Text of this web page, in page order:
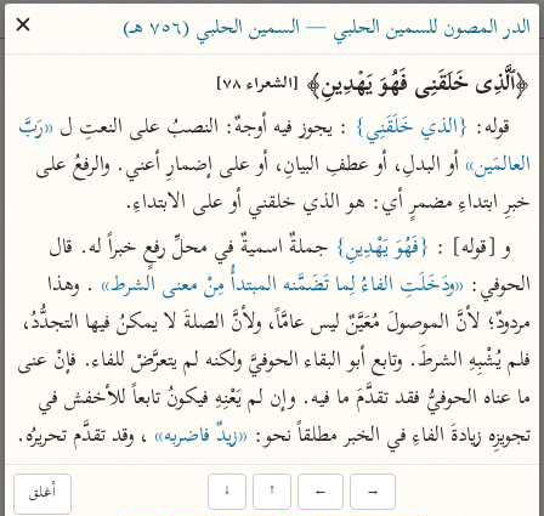
ساهم معنا في نشر القرآن والعلم الشرعي
الباحث القرآني
بحث تفسير علوم مصاحف معاجم
Type 2 or more characters for results.
Type 1 or more
characters for results.
أمّهات
تفسير الطبري
تفسير ابن كثير
تفسير القرطبي
تفسير البغوي
عامّة
فتح البيان للقنوجي
فتح القدير للشوكاني
تفسير ابن جزي
معاصرة
الميسر
المختصر في
التفسير
تفسير السعدي
أيسر التفاسير
الدر المصون للسمين الحلبي — السمين الحلبي (٧٥٦ هـ)
✕
﴿ٱلَّذِی خَلَقَنِی فَهُوَ یَهۡدِینِ﴾ [الشعراء ٧٨]
قوله: {الذي خَلَقَنِي} : يجوز فيه أوجهٌ: النصبُ على النعتِ ل
العالمَين»
خبرِ ابتداءِ مضمرٍ أي: هو الذي خلقني أو على الابتداءِ.
و [قوله] : {فَهُوَ يَهْدِينِ}
الحوفي: «ودَخَلَتِ الفاءُ لِما تَضَمَّنه المبتدأُ مِنْ معنى الشرط»
تجويزِه زيادةَ الفاءِ في الخبر مطلقاً نحو: «زيدٌ فاضربه» ، وقد تقدَّم تحريرُه.
أغلق →
←
↑
↓